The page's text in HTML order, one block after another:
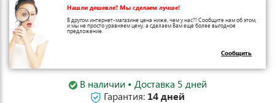
Нашли дешевле? Мы сделаем лучше!
В другом интернет-магазине цена ниже, чем у нас?! Сообщите нам об этом,
и мы не просто уравняем цену, а сделаем Вам еще более выгодное
предложение.
Сообщить
В наличии • Доставка 5 дней
Гарантия: 14 дней